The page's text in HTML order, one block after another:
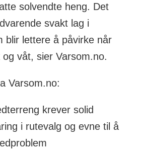
solvendte heng. Det
svakt lag i
blir lettere å påvirke når
våt, sier Varsom.no.
Varsom.no:
krever solid
i rutevalg og evne til å